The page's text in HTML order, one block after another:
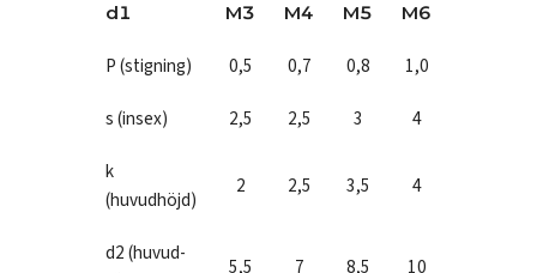
d1 M3 M4 M5 M6
P (stigning) 0,5 0,7 0,8 1,0
s (insex)
2,5 2,5 3 4
k
(huvudhöjd)
2 2,5 3,5 4
d2 (huvud-
5,5 7 8,5 10